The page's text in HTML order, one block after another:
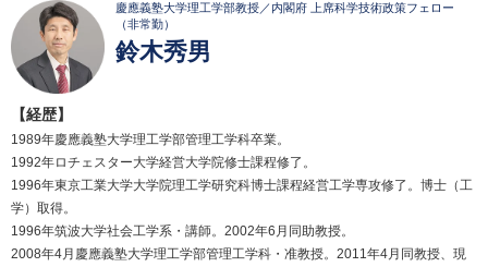
慶應義塾大学理工学部教授／内閣府 上席科学技術政策フェロー
（非常勤）
鈴木秀男
【経歴】
1989年慶應義塾大学理工学部管理工学科卒業。
1992年ロチェスター大学経営大学院修士課程修了。
1996年東京工業大学大学院理工学研究科博士課程経営工学専攻修了。博士（工
学）取得。
1996年筑波大学社会工学系・講師。2002年6月同助教授。
2008年4月慶應義塾大学理工学部管理工学科・准教授。2011年4月同教授、現